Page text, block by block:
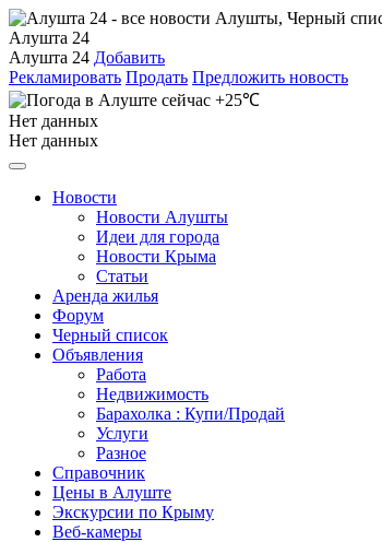
Алушта 24
Алушта 24 Добавить
Рекламировать Продать Предложить новость
+25℃
Нет данных
Нет данных
Новости
Новости Алушты
Идеи для города
Новости Крыма
Статьи
Аренда жилья
Форум
Черный список
Объявления
Работа
Недвижимость
Барахолка : Купи/Продай
Услуги
Разное
Справочник
Цены в Алуште
Экскурсии по Крыму
Веб-камеры